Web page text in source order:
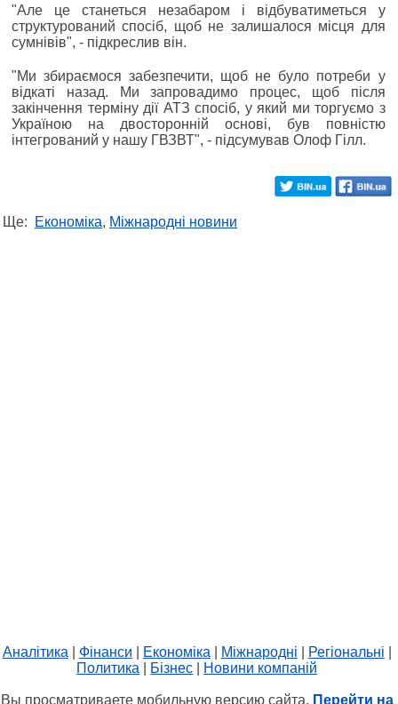
"Але це станеться незабаром і відбуватиметься у
структурований спосіб, щоб не залишалося місця для
сумнівів", - підкреслив він.
"Ми збираємося забезпечити, щоб не було потреби у
відкаті назад. Ми запровадимо процес, щоб після
закінчення терміну дії АТЗ спосіб, у який ми торгуємо з
Україною на двосторонній основі, був повністю
інтегрований у нашу ГВЗВТ", - підсумував Олоф Гілл.
Ще: Економіка, Міжнародні новини
Аналітика Фінанси Економіка Міжнародні Регіональні
Политика
Бізнес Новини компаній
Вы просматриваете мобильную версию сайта. Перейти на